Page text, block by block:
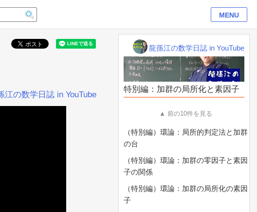
MENU
江の数学日誌 in YouTube
龍孫江の数学日誌 in YouTube
特別編：加群の局所化と素因子
▲ 前の10件を見る
（特別編）環論：局所的判定法と加群
の台
（特別編）環論：加群の零因子と素因
子の関係
（特別編）環論：加群の局所化の素因
子